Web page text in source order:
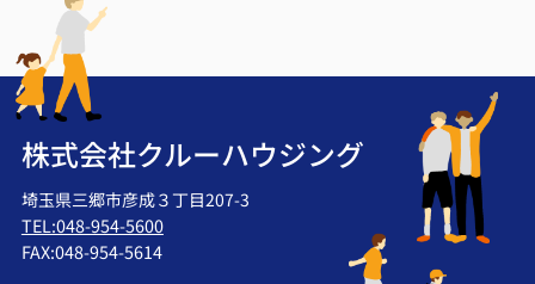
株式会社クルーハウジング
埼玉県三郷市彦成３丁目207-3
TEL:048-954-5600
FAX:048-954-5614